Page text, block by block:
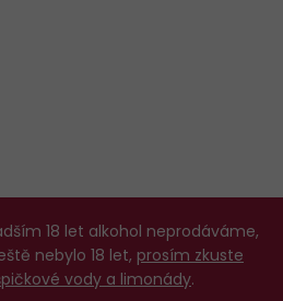
18 let alkohol neprodáváme,
nebylo 18 let, prosím zkuste
vody a limonády.